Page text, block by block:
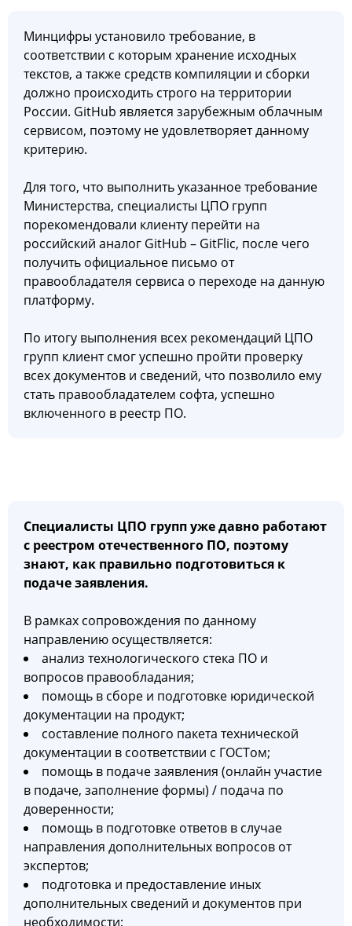
Минцифры установило требование, в
соответствии с которым хранение исходных
текстов, а также средств компиляции и сборки
должно происходить строго на территории
России. GitHub является зарубежным облачным
сервисом, поэтому не удовлетворяет данному
критерию.
Для того, что выполнить указанное требование
Министерства, специалисты ЦПО групп
порекомендовали клиенту перейти на
российский аналог GitHub – GitFlic, после чего
получить официальное письмо от
правообладателя сервиса о переходе на данную
платформу.
По итогу выполнения всех рекомендаций ЦПО
групп клиент смог успешно пройти проверку
всех документов и сведений, что позволило ему
стать правообладателем софта, успешно
включенного в реестр ПО.
Специалисты ЦПО групп уже давно работают
с реестром отечественного ПО, поэтому
знают, как правильно подготовиться к
подаче заявления.
В рамках сопровождения по данному
направлению осуществляется:
анализ технологического стека ПО и
вопросов правообладания;
помощь в сборе и подготовке юридической
документации на продукт;
составление полного пакета технической
документации в соответствии с ГОСТом;
помощь в подаче заявления (онлайн участие
в подаче, заполнение формы) / подача по
доверенности;
помощь в подготовке ответов в случае
направления дополнительных вопросов от
экспертов;
подготовка и предоставление иных
дополнительных сведений и документов при
необходимости;